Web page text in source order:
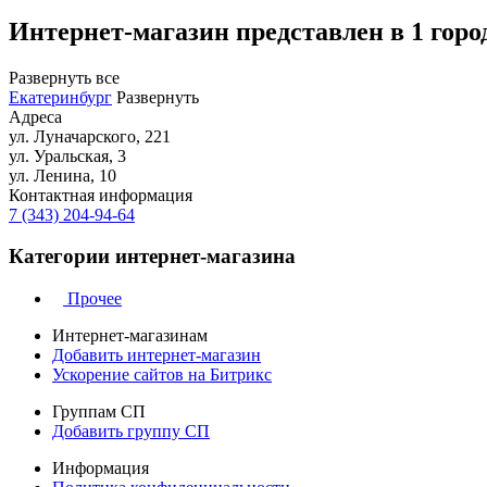
Интернет-магазин представлен в 1
Развернуть все
Екатеринбург Развернуть
Адреса
ул. Луначарского, 221
ул. Уральская, 3
ул. Ленина, 10
Контактная информация
7 (343) 204-94-64
Категории интернет-магазина
Прочее
Интернет-магазинам
Добавить интернет-магазин
Ускорение сайтов на Битрикс
Группам СП
Добавить группу СП
Информация